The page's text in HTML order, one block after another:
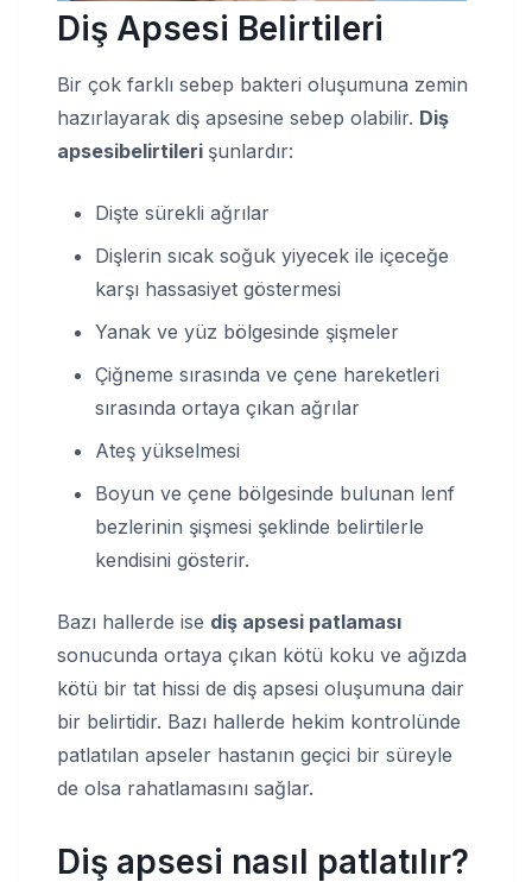
Diş Apsesi Belirtileri
Bir çok farklı sebep bakteri oluşumuna zemin
hazırlayarak diş apsesine sebep olabilir. Diş
apsesibelirtileri şunlardır:
Dişte sürekli ağrılar
Dişlerin sıcak soğuk yiyecek ile içeceğe
karşı hassasiyet göstermesi
Yanak ve yüz bölgesinde şişmeler
Çiğneme sırasında ve çene hareketleri
sırasında ortaya çıkan ağrılar
Ateş yükselmesi
Boyun ve çene bölgesinde bulunan lenf
bezlerinin şişmesi şeklinde belirtilerle
kendisini gösterir.
Bazı hallerde ise diş apsesi patlaması
sonucunda ortaya çıkan kötü koku ve ağızda
kötü bir tat hissi de diş apsesi oluşumuna dair
bir belirtidir. Bazı hallerde hekim kontrolünde
patlatılan apseler hastanın geçici bir süreyle
de olsa rahatlamasını sağlar.
Diş apsesi nasıl patlatılır?